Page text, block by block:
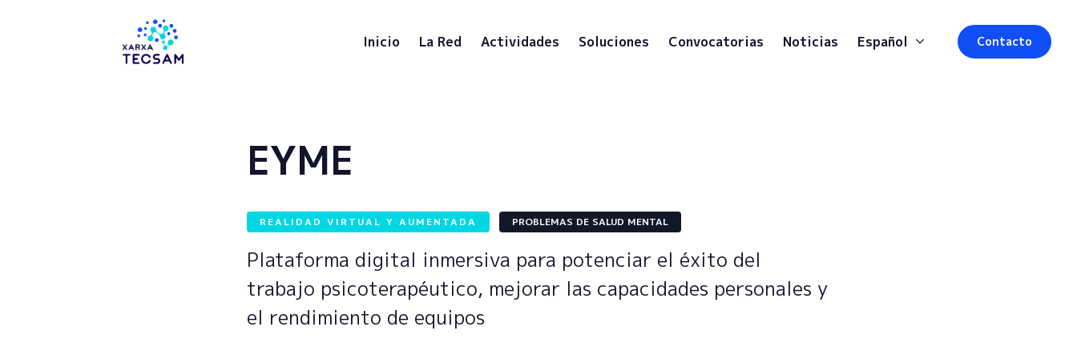
Inicio La Red Actividades Soluciones Convocatorias Noticias Español Contacto
EYME
REALIDAD VIRTUAL Y AUMENTADA PROBLEMAS DE SALUD MENTAL
Plataforma digital inmersiva para potenciar el éxito del
trabajo psicoterapéutico, mejorar las capacidades personales y
el rendimiento de equipos